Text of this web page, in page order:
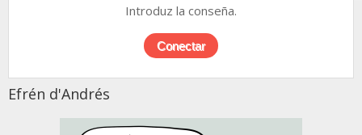
Introduz la conseña.
Efrén d'Andrés